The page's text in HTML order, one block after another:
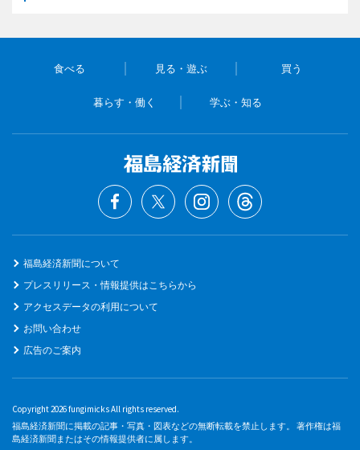
食べる 見る・遊ぶ 買う
暮らす・働く 学ぶ・知る
福島経済新聞について
プレスリリース・情報提供はこちらから
アクセスデータの利用について
お問い合わせ
広告のご案内
Copyright 2026 fungimicks All rights reserved.
福島経済新聞に掲載の記事・写真・図表などの無断転載を禁止します。 著作権は福
島経済新聞またはその情報提供者に属します。